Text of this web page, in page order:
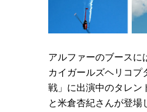
アルファーのブース
カイガールズヘリコプ
戦」に出演中のタレン
と米倉杏紀さんが登場